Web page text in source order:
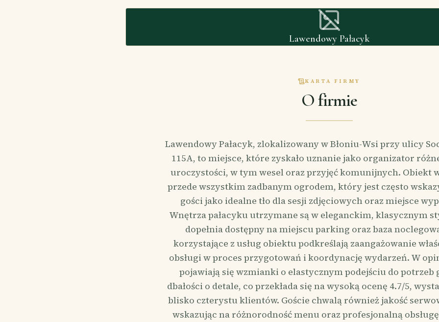
Lawendowy Pałacyk
KARTA FIRMY
O firmie
Lawendowy Pałacyk, zlokalizowany w Błoniu-Wsi przy ulicy
115A, to miejsce, które zyskało uznanie jako organizator
uroczystości, w tym wesel oraz przyjęć komunijnych. Obiekt
przede wszystkim zadbanym ogrodem, który jest często
gości jako idealne tło dla sesji zdjęciowych oraz miejsce
Wnętrza pałacyku utrzymane są w eleganckim, klasycznym
dopełnia dostępny na miejscu parking oraz baza
korzystające z usług obiektu podkreślają zaangażowanie
obsługi w proces przygotowań i koordynację wydarzeń. W
pojawiają się wzmianki o elastycznym podejściu do potrzeb
dbałości o detale, co przekłada się na wysoką ocenę 4.7/5,
blisko czterystu klientów. Goście chwalą również jakość
wskazując na różnorodność menu oraz profesjonalną